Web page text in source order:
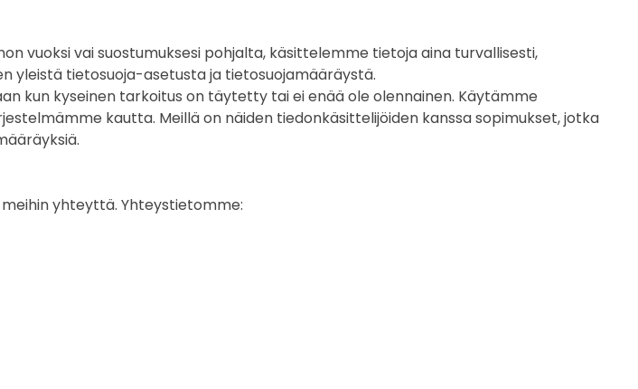
vuoksi vai suostumuksesi pohjalta, käsittelemme tietoja aina turvallisesti,
yleistä tietosuoja-asetusta ja tietosuojamääräystä.
kun kyseinen tarkoitus on täytetty tai ei enää ole olennainen. Käytämme
kautta. Meillä on näiden tiedonkäsittelijöiden kanssa sopimukset, jotka
yhteyttä. Yhteystietomme: